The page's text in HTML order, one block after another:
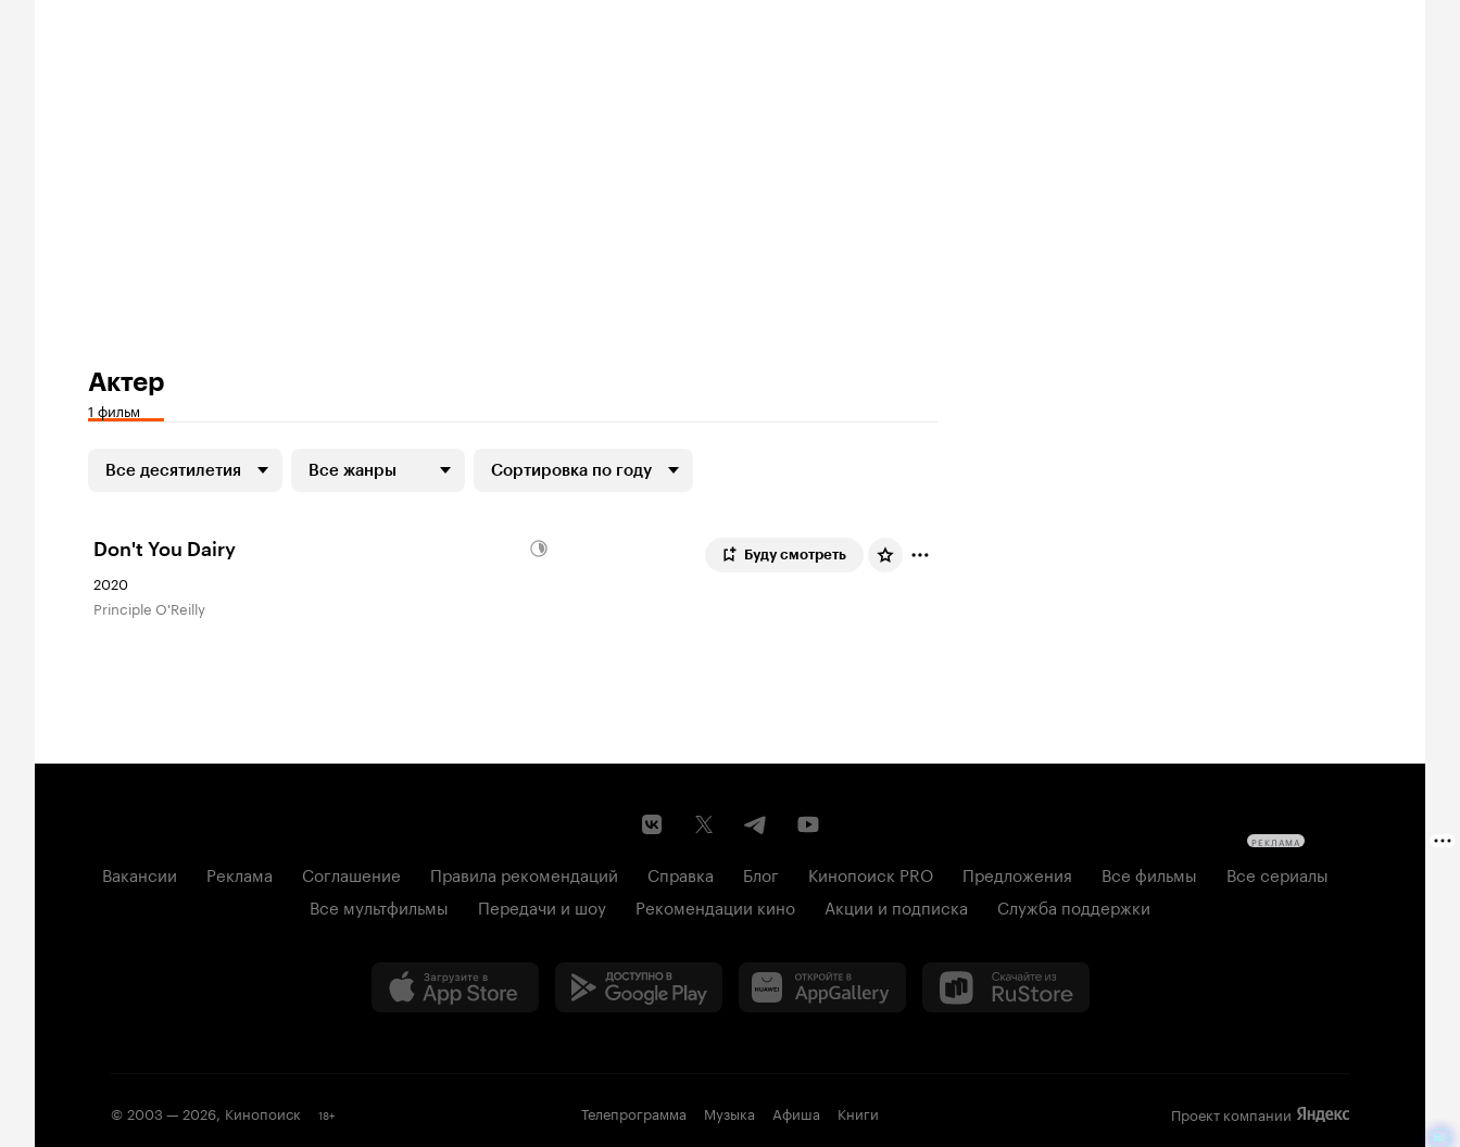
Актер
1 фильм
Все десятилетия Все жанры Сортировка по году
Don't You Dairy
2020
Principle O'Reilly
Буду смотреть
Вакансии Реклама Соглашение Правила рекомендаций Справка Блог Кинопоиск PRO Предложения Все фильмы
Все сериалы
Все мультфильмы
Передачи и шоу Рекомендации кино Акции и подписка Служба поддержки
© 2003 —2026, Кинопоиск 18+ Телепрограмма Музыка Афиша Книги Проект компании
РЕКЛАМА